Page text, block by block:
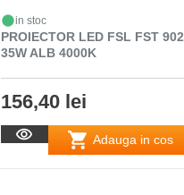
in stoc
PROIECTOR LED FSL FST 902
35W ALB 4000K
156,40 lei
Adauga in cos